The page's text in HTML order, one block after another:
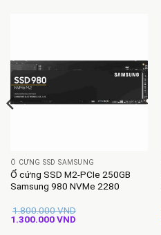
Ổ CỨNG SSD SAMSUNG
Ổ cứng SSD M2-PCIe 250GB
Samsung 980 NVMe 2280
1.800.000VND
Giá
1.300.000VNDGiá